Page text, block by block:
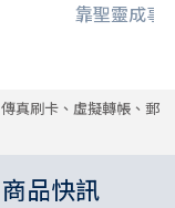
靠聖靈成事
傳真刷卡、虛擬轉帳、郵
商品快訊